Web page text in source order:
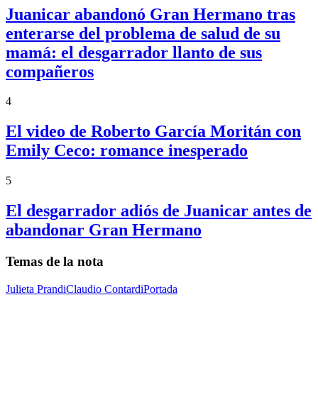
Juanicar abandonó Gran Hermano tras
enterarse del problema de salud de su
mamá: el desgarrador llanto de sus
compañeros
4
El video de Roberto García Moritán con
Emily Ceco: romance inesperado
5
El desgarrador adiós de Juanicar antes de
abandonar Gran Hermano
Temas de la nota
Julieta PrandiClaudio ContardiPortada